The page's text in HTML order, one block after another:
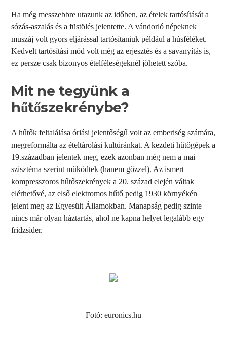
Ha még messzebbre utazunk az időben, az ételek tartósítását a
sózás-aszalás és a füstölés jelentette. A vándorló népeknek
muszáj volt gyors eljárással tartósítaniuk például a húsféléket.
Kedvelt tartósítási mód volt még az erjesztés és a savanyítás is,
ez persze csak bizonyos ételféleségeknél jöhetett szóba.
Mit ne tegyünk a
hűtőszekrénybe?
A hűtők feltalálása óriási jelentőségű volt az emberiség számára,
megreformálta az ételtárolási kultúránkat. A kezdeti hűtőgépek a
19.században jelentek meg, ezek azonban még nem a mai
szisztéma szerint működtek (hanem gőzzel). Az ismert
kompresszoros hűtőszekrények a 20. század elején váltak
elérhetővé, az első elektromos hűtő pedig 1930 környékén
jelent meg az Egyesült Államokban. Manapság pedig szinte
nincs már olyan háztartás, ahol ne kapna helyet legalább egy
fridzsider.
Fotó: euronics.hu